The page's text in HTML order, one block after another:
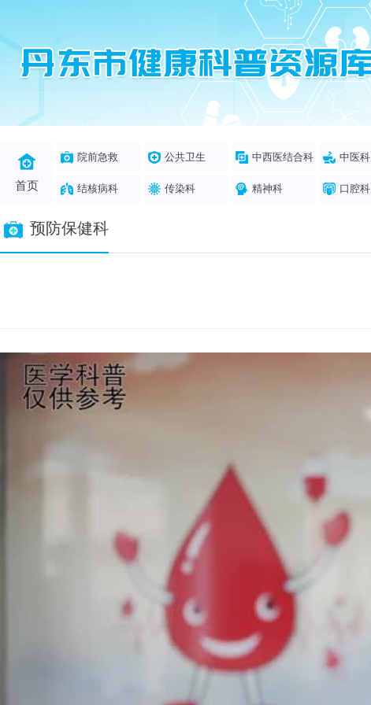
首页
院前急救 公共卫生 中西医结合科 中医科
结核病科 传染科 精神科 口腔科
预防保健科